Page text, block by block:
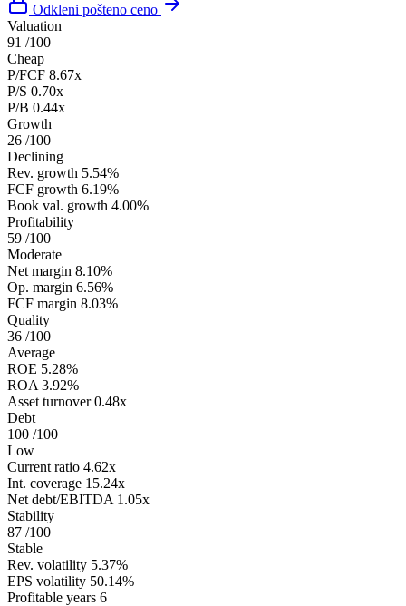
Odkleni pošteno ceno
Valuation
91 /100
Cheap
P/FCF 8.67x
P/S 0.70x
P/B 0.44x
Growth
26 /100
Declining
Rev. growth 5.54%
FCF growth 6.19%
Book val. growth 4.00%
Profitability
59 /100
Moderate
Net margin 8.10%
Op. margin 6.56%
FCF margin 8.03%
Quality
36 /100
Average
ROE 5.28%
ROA 3.92%
Asset turnover 0.48x
Debt
100 /100
Low
Current ratio 4.62x
Int. coverage 15.24x
Net debt/EBITDA 1.05x
Stability
87 /100
Stable
Rev. volatility 5.37%
EPS volatility 50.14%
Profitable years 6